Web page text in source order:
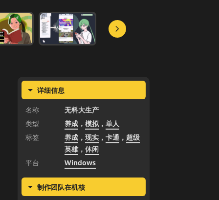
详细信息
名称
无料大生产
类型
养成 ，模拟 ，单人
标签
养成 ，现实 ，卡通 ， 超级
英雄，休闲
平台
Windows
制作团队在机核